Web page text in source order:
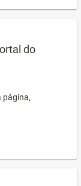
do
página,